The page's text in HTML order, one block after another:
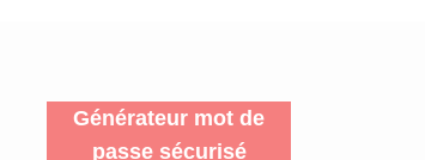
Générateur mot de
passe sécurisé